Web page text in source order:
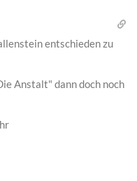
entschieden zu
Anstalt" dann doch noch